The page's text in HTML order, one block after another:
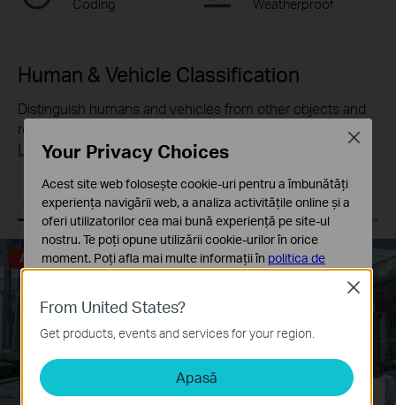
Coding Weatherproof
Human & Vehicle Classification
Distinguish humans and vehicles from other objects and
receive more accurate event notifications.
Learn more about VIGI AI technology >>
Human & Vehicle
Classification
Only Human
Classification On
Only Vehicle
Classification On
Alarm Triggered
From United States?
Get products, events and services for your region.
Apasă
Close
Your Privacy Choices
Acest site web folosește cookie-uri pentru a îmbunătăți
experiența navigării web, a analiza activitățile online și a
oferi utilizatorilor cea mai bună experiență pe site-ul
nostru. Te poți opune utilizării cookie-urilor în orice
moment. Poți afla mai multe informații în politica de
Cookie-uri de bază
Aceste cookie-uri sunt necesare pentru funcționarea
site-ului web și nu pot fi dezactivate în sistemele tale
Cookie-uri de analiză și marketing
Cookie-urile de analiză ne permit să analizăm activitățile
Close